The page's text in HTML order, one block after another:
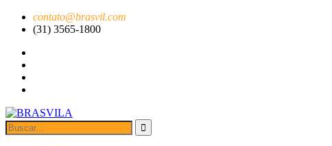
contato@brasvil.com
(31) 3565-1800